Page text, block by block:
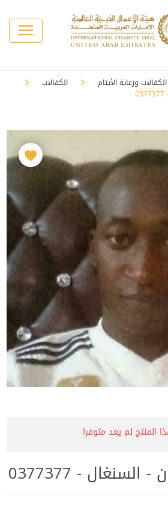
الكفالات ورعاية الأيتام
الكفالات
لم يعد متوفرا
- 0377377